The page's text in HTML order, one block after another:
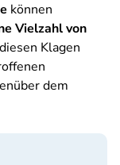
können
Vielzahl von
Klagen
dem